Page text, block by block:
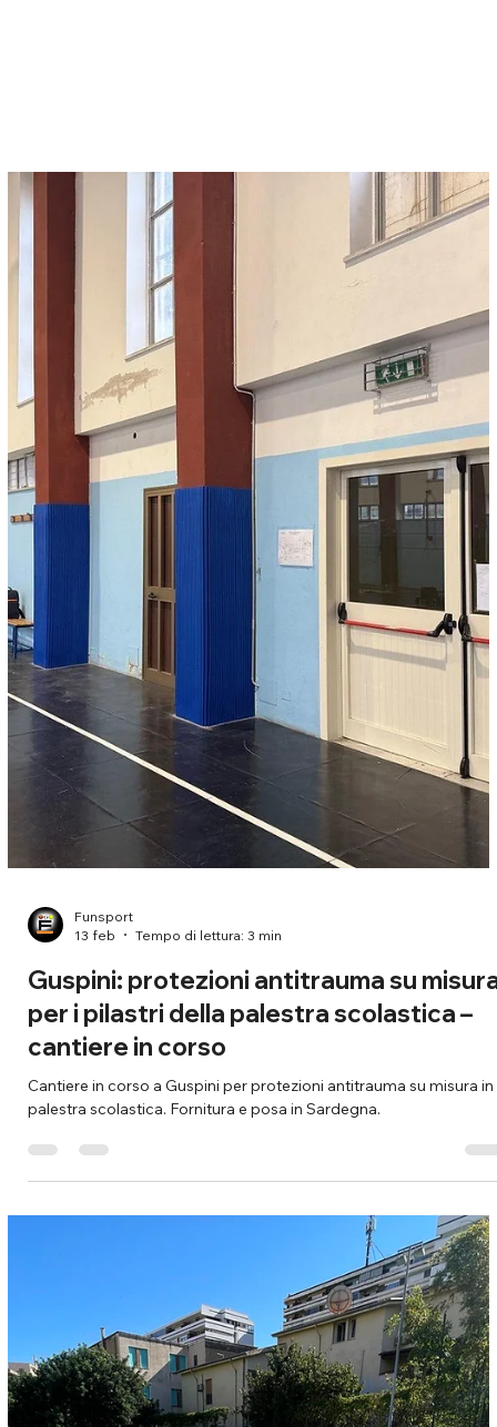
Funsport
13 feb
Tempo di lettura: 3 min
Guspini: protezioni antitrauma su
per i pilastri della palestra scolastica –
cantiere in corso
Cantiere in corso a Guspini per protezioni antitrauma su misura in
palestra scolastica. Fornitura e posa in Sardegna.